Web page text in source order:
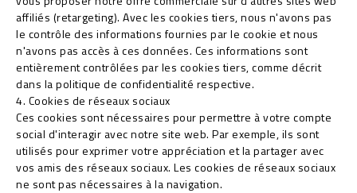
affiliés (retargeting). Avec les cookies tiers, nous n'avons pas
le contrôle des informations fournies par le cookie et nous
n'avons pas accès à ces données. Ces informations sont
entièrement contrôlées par les cookies tiers, comme décrit
dans la politique de confidentialité respective.
4. Cookies de réseaux sociaux
Ces cookies sont nécessaires pour permettre à votre compte
social d'interagir avec notre site web. Par exemple, ils sont
utilisés pour exprimer votre appréciation et la partager avec
vos amis des réseaux sociaux. Les cookies de réseaux sociaux
ne sont pas nécessaires à la navigation.